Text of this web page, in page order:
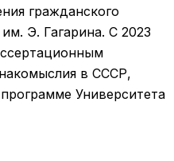
гражданского
Э. Гагарина. С 2023
в СССР,
Университета